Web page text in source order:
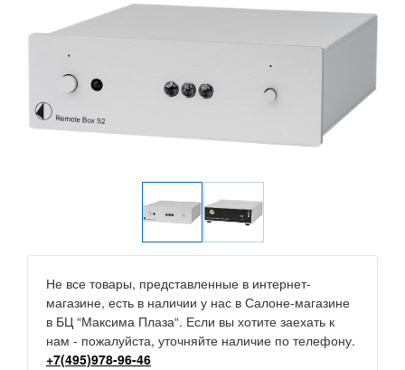
Не все товары, представленные в интернет-
магазине, есть в наличии у нас в Салоне-магазине
в БЦ “Максима Плаза“. Если вы хотите заехать к
нам - пожалуйста, уточняйте наличие по телефону.
+7(495)978-96-46